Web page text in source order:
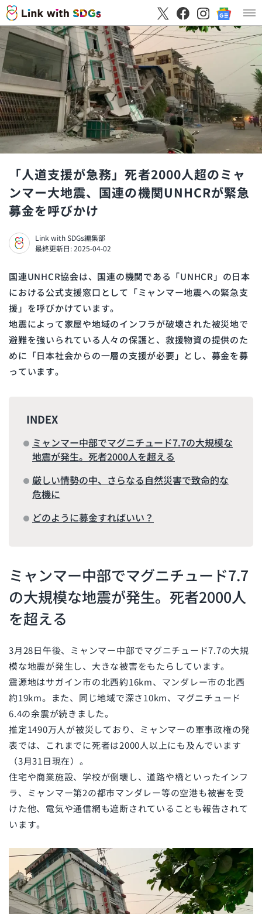
「人道支援が急務」死者2000人超のミャ
ンマー大地震、国連の機関UNHCRが緊急
募金を呼びかけ
Link with SDGs編集部
最終更新日: 2025-04-02
国連UNHCR協会は、国連の機関である「UNHCR」の日本
における公式支援窓口として「ミャンマー地震への緊急支
援」を呼びかけています。
地震によって家屋や地域のインフラが破壊された被災地で
避難を強いられている人々の保護と、救援物資の提供のた
めに「日本社会からの一層の支援が必要」とし、募金を募
っています。
INDEX
ミャンマー中部でマグニチュード7.7の大規模な
地震が発生。死者2000人を超える
厳しい情勢の中、さらなる自然災害で致命的な
危機に
どのように募金すればいい？
ミャンマー中部でマグニチュード7.7
の大規模な地震が発生。死者2000人
を超える
3月28日午後、ミャンマー中部でマグニチュード7.7の大規
模な地震が発生し、大きな被害をもたらしています。
震源地はサガイン市の北西約16km、マンダレー市の北西
約19km。また、同じ地域で深さ10km、マグニチュード
6.4の余震が続きました。
推定1490万人が被災しており、ミャンマーの軍事政権の発
表では、これまでに死者は2000人以上にも及んでいます
（3月31日現在）。
住宅や商業施設、学校が倒壊し、道路や橋といったインフ
ラ、ミャンマー第2の都市マンダレー等の空港も被害を受
けた他、電気や通信網も遮断されていることも報告されて
います。